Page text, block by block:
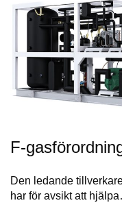
F-
Den ledande
har för avsikt att